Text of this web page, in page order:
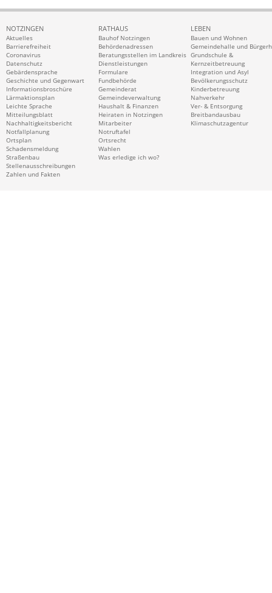
NOTZINGEN
Aktuelles
Barrierefreiheit
Coronavirus
Datenschutz
Gebärdensprache
Geschichte und Gegenwart
Informationsbroschüre
Lärmaktionsplan
Leichte Sprache
Mitteilungsblatt
Nachhaltigkeitsbericht
Notfallplanung
Ortsplan
Schadensmeldung
Straßenbau
Stellenausschreibungen
Zahlen und Fakten
RATHAUS
Bauhof Notzingen
Behördenadressen
Beratungsstellen im Landkreis
Dienstleistungen
Formulare
Fundbehörde
Gemeinderat
Gemeindeverwaltung
Haushalt & Finanzen
Heiraten in Notzingen
Mitarbeiter
Notruftafel
Ortsrecht
Wahlen
Was erledige ich wo?
LEBEN
Bauen und Wohnen
Gemeindehalle und
Grundschule &
Kernzeitbetreuung
Integration und Asyl
Bevölkerungsschutz
Kinderbetreuung
Nahverkehr
Ver- & Entsorgung
Breitbandausbau
Klimaschutzagentur